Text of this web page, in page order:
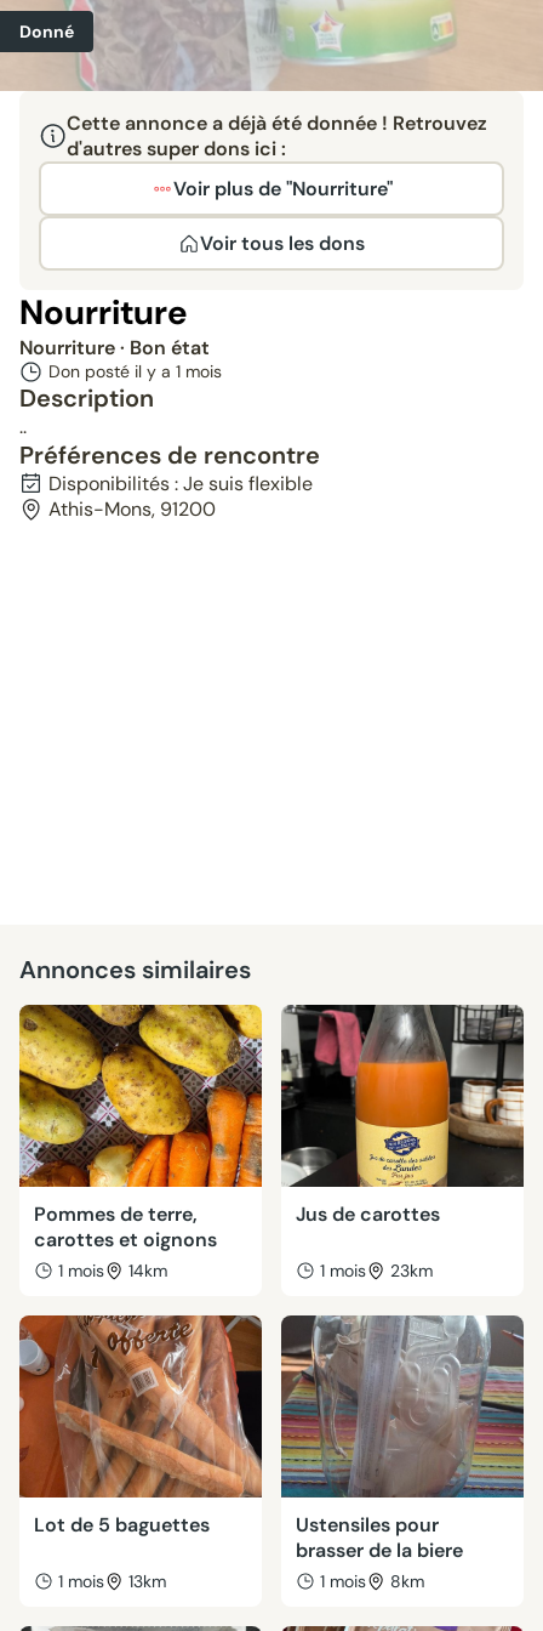
Donné
Cette annonce a déjà été donnée ! Retrouvez
d'autres super dons ici :
Voir plus de "Nourriture"
Voir tous les dons
Nourriture
Nourriture· Bon état
Don posté il y a 1 mois
Description
..
Préférences de rencontre
Disponibilités : Je suis flexible
Athis-Mons, 91200
Annonces similaires
Pommes de terre,
carottes et oignons
1 mois 14km
Jus de carottes
1 mois 23km
Lot de 5 baguettes
1 mois 13km
Ustensiles pour
brasser de la biere
1 mois 8km